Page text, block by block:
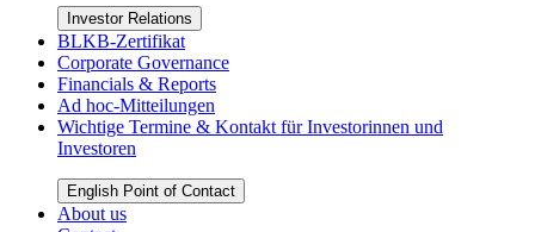
Investor Relations
BLKB-Zertifikat
Corporate Governance
Financials & Reports
Ad hoc-Mitteilungen
Wichtige Termine & Kontakt für Investorinnen und
Investoren
English Point of Contact
About us